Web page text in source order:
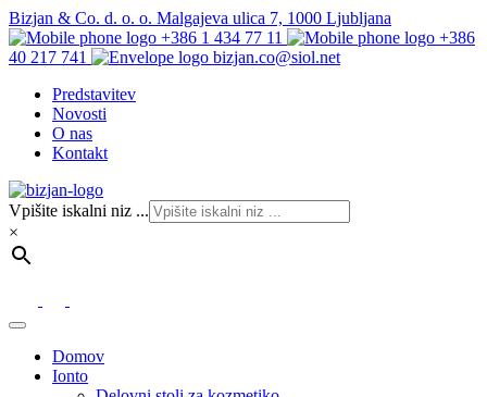
Bizjan & Co. d. o. o. Malgajeva ulica 7, 1000 Ljubljana
+386 1 434 77 11
+386
40 217 741
bizjan.co@siol.net
Predstavitev
Novosti
O nas
Kontakt
Vpišite iskalni niz ...
×
Domov
Ionto